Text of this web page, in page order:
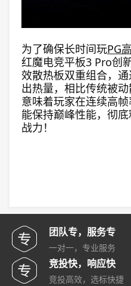
为了确保长时间玩PG
红魔电竞平板3 Pro创
效散热板双重组合，
出热量，相比传统被
意味着玩家在连续高
能保持巅峰性能，彻
战力！
团队专，服务专
一对一，专业服务
竞投快，响应快
竞投高效，选标快捷